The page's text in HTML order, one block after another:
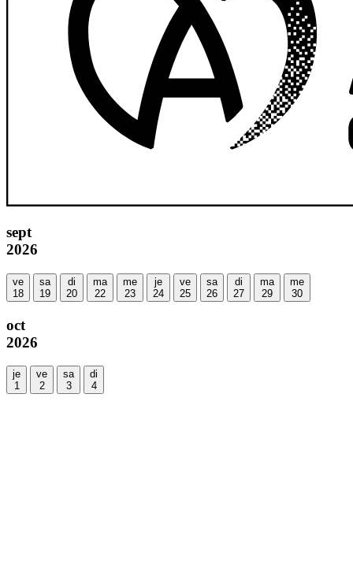
sept
2026
ve
18
sa
19
di
20
ma
22
me
23
je
24
ve
25
sa
26
di
27
ma
29
me
30
oct
2026
je
1
ve
2
sa
3
di
4